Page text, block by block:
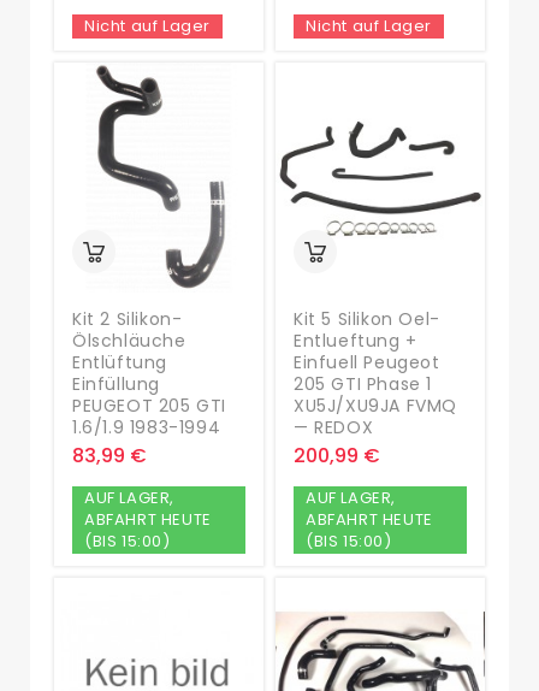
Nicht auf Lager Nicht auf Lager
Kit 2 Silikon-
Ölschläuche
Entlüftung
Einfüllung
PEUGEOT 205 GTI
1.6/1.9 1983-1994
83,99 €
AUF LAGER,
ABFAHRT HEUTE
(BIS 15:00)
Kit 5 Silikon Oel-
Entlueftung +
Einfuell Peugeot
205 GTI Phase 1
XU5J/XU9JA FVMQ
— REDOX
200,99 €
AUF LAGER,
ABFAHRT HEUTE
(BIS 15:00)